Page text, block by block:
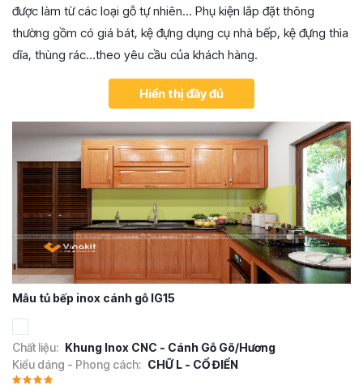
được làm từ các loại gỗ tự nhiên… Phụ kiện lắp đặt thông
thường gồm có giá bát, kệ đựng dụng cụ nhà bếp, kệ đựng thìa
dĩa, thùng rác…theo yêu cầu của khách hàng.
Hiển thị đầy đủ
Mẫu tủ bếp inox cánh gỗ IG15
Chất liệu: Khung Inox CNC - Cánh Gỗ Gõ/Hương
Kiểu dáng - Phong cách: CHỮ L - CỔ ĐIỂN